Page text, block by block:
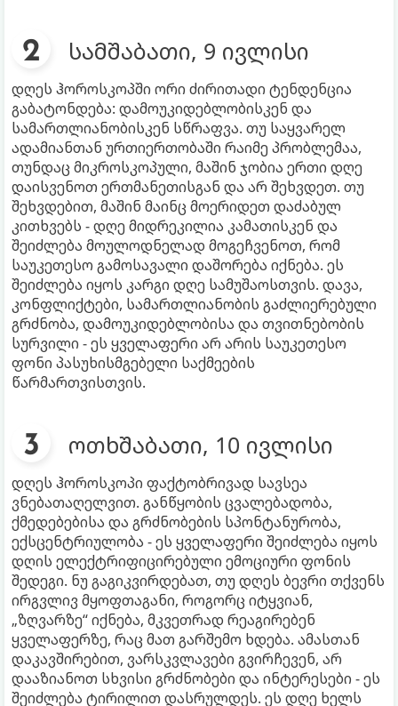
სამშაბათი, 9 ივლისი
დღეს ჰოროსკოპში ორი ძირითადი ტენდენცია
გაბატონდება: დამოუკიდებლობისკენ და
სამართლიანობისკენ სწრაფვა. თუ საყვარელ
ადამიანთან ურთიერთობაში რაიმე პრობლემაა,
თუნდაც მიკროსკოპული, მაშინ ჯობია ერთი დღე
დაისვენოთ ერთმანეთისგან და არ შეხვდეთ. თუ
შეხვდებით, მაშინ მაინც მოერიდეთ დაძაბულ
კითხვებს - დღე მიდრეკილია კამათისკენ და
შეიძლება მოულოდნელად მოგეჩვენოთ, რომ
საუკეთესო გამოსავალი დაშორება იქნება. ეს
შეიძლება იყოს კარგი დღე სამუშაოსთვის. დავა,
კონფლიქტები, სამართლიანობის გაძლიერებული
გრძნობა, დამოუკიდებლობისა და თვითნებობის
სურვილი - ეს ყველაფერი არ არის საუკეთესო
ფონი პასუხისმგებელი საქმეების
წარმართვისთვის.
ოთხშაბათი, 10 ივლისი
დღეს ჰოროსკოპი ფაქტობრივად სავსეა
ვნებათაღელვით. განწყობის ცვალებადობა,
ქმედებებისა და გრძნობების სპონტანურობა,
ექსცენტრიულობა - ეს ყველაფერი შეიძლება იყოს
დღის ელექტრიფიცირებული ემოციური ფონის
შედეგი. ნუ გაგიკვირდებათ, თუ დღეს ბევრი თქვენს
ირგვლივ მყოფთაგანი, როგორც იტყვიან,
„ზღვარზე“ იქნება, მკვეთრად რეაგირებენ
ყველაფერზე, რაც მათ გარშემო ხდება. ამასთან
დაკავშირებით, ვარსკვლავები გვირჩევენ, არ
დააზიანოთ სხვისი გრძნობები და ინტერესები - ეს
შეიძლება ტირილით დასრულდეს. ეს დღე ხელს